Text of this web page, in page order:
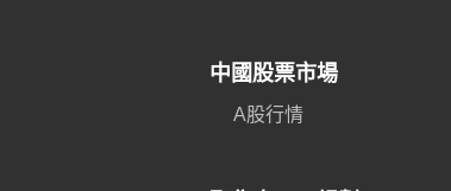
中國股票市場
A股行情